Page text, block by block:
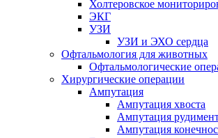
Холтеровское
ЭКГ
УЗИ
УЗИ и ЭХО сердца
Офтальмология для животных
Офтальмологические
Хирургические операции
Ампутация
Ампутация хвоста
Ампутация
Ампутация